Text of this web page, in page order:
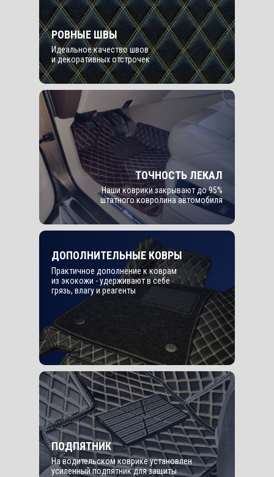
РОВНЫЕ ШВЫ
Идеальное качество швов
и декоративных отстрочек
ПОДПЯТНИК
На водительском коврике установлен
усиленный подпятник для защиты
ТОЧНОСТЬ ЛЕКАЛ
Наши коврики закрывают до 95%
штатного ковролина автомобиля
ДОПОЛНИТЕЛЬНЫЕ КОВРЫ
Практичное дополнение к коврам
из экокожи - удерживают в себе
грязь, влагу и реагенты